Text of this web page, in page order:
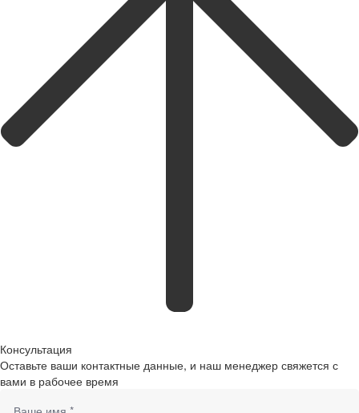
Консультация
Оставьте ваши контактные данные, и наш менеджер свяжется с
вами в рабочее время